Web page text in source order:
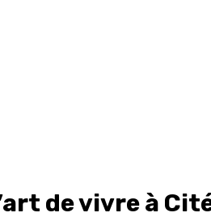
de vivre à